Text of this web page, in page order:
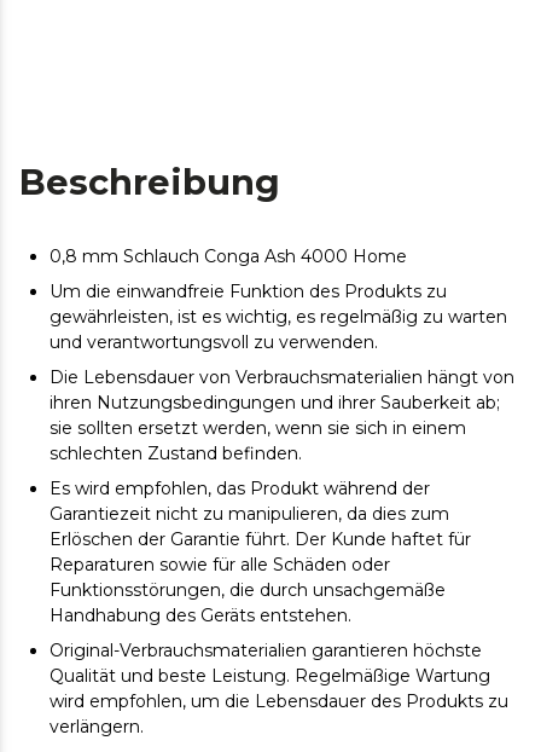
Beschreibung
0,8 mm Schlauch Conga Ash 4000 Home
Um die einwandfreie Funktion des Produkts zu
gewährleisten, ist es wichtig, es regelmäßig zu warten
und verantwortungsvoll zu verwenden.
Die Lebensdauer von Verbrauchsmaterialien hängt von
ihren Nutzungsbedingungen und ihrer Sauberkeit ab;
sie sollten ersetzt werden, wenn sie sich in einem
schlechten Zustand befinden.
Es wird empfohlen, das Produkt während der
Garantiezeit nicht zu manipulieren, da dies zum
Erlöschen der Garantie führt. Der Kunde haftet für
Reparaturen sowie für alle Schäden oder
Funktionsstörungen, die durch unsachgemäße
Handhabung des Geräts entstehen.
Original-Verbrauchsmaterialien garantieren höchste
Qualität und beste Leistung. Regelmäßige Wartung
wird empfohlen, um die Lebensdauer des Produkts zu
verlängern.